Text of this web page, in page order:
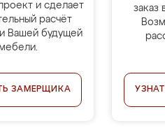
и сделает
расчёт
Вашей будущей
мебели.
ЗАМЕРЩИКА
заказ